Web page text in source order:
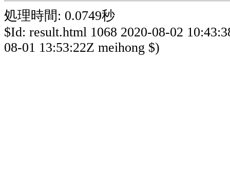
処理時間: 0.0749秒
$Id: result.html 1068 2020-08-02
08-01 13:53:22Z meihong $)